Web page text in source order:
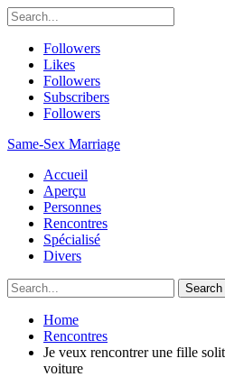
Followers
Likes
Followers
Subscribers
Followers
Same-Sex Marriage
Accueil
Aperçu
Personnes
Rencontres
Spécialisé
Divers
Home
Rencontres
Je veux rencontrer une fille
voiture